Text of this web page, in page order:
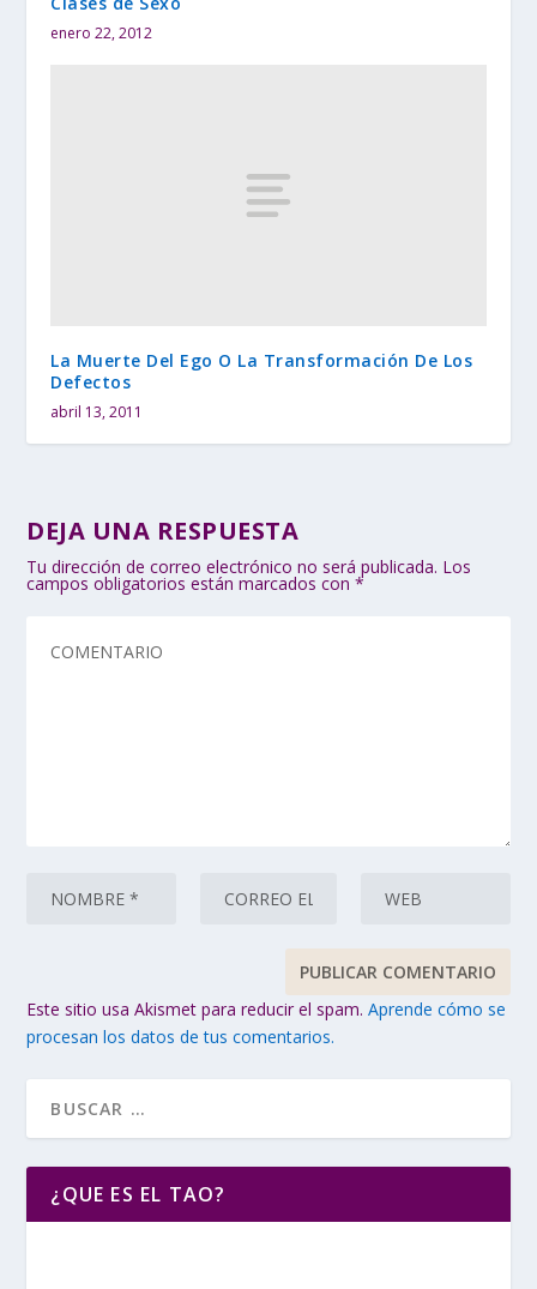
enero 22, 2012
La Muerte Del Ego O La Transformación De Los
Defectos
abril 13, 2011
DEJA UNA RESPUESTA
Tu dirección de correo electrónico no será publicada. Los
campos obligatorios están marcados con*
Este sitio usa Akismet para reducir el spam.Aprende cómo se
procesan los datos de tus comentarios.
¿QUE ES EL TAO?